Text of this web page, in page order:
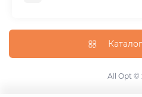
Оплата та доставка
Повернення та обмін
Політика конфіденційності
All Opt ©